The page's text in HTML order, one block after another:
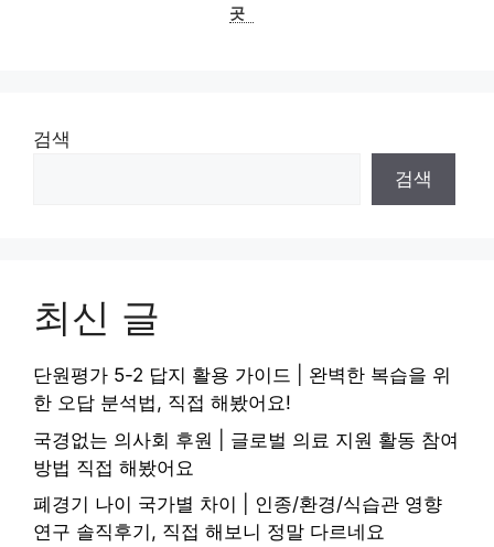
곳
검색
검색
최신 글
단원평가 5-2 답지 활용 가이드 | 완벽한 복습을 위
한 오답 분석법, 직접 해봤어요!
국경없는 의사회 후원 | 글로벌 의료 지원 활동 참여
방법 직접 해봤어요
폐경기 나이 국가별 차이 | 인종/환경/식습관 영향
연구 솔직후기, 직접 해보니 정말 다르네요